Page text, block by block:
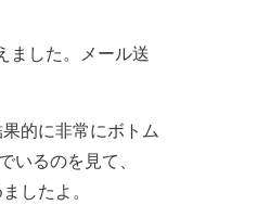
ました。メール送
的に非常にボトム
るのを見て、
したよ。